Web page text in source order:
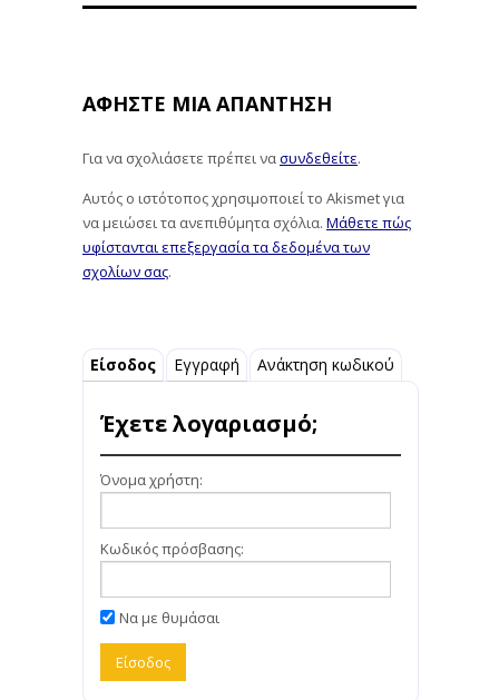
ΑΦΉΣΤΕ ΜΙΑ ΑΠΆΝΤΗΣΗ
Για να σχολιάσετε πρέπει νασυνδεθείτε.
Αυτός ο ιστότοπος χρησιμοποιεί το Akismet για
να μειώσει τα ανεπιθύμητα σχόλια. Μάθετε πώς
υφίστανται επεξεργασία τα δεδομένα των
σχολίων σας.
Είσοδος Εγγραφή Ανάκτηση κωδικού
Έχετε λογαριασμό;
Όνομα χρήστη:
Κωδικός πρόσβασης:
Να με θυμάσαι